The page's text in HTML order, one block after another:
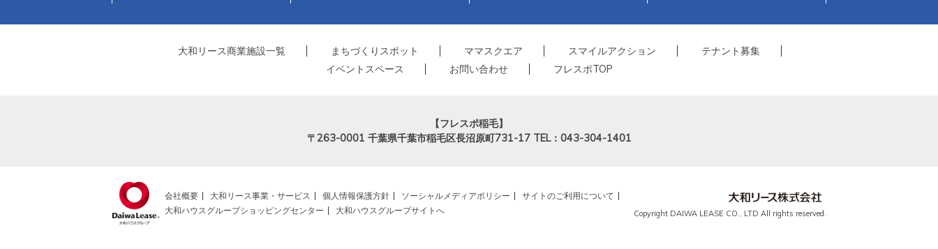
大和リース商業施設一覧 まちづくりスポット ママスクエア スマイルアクション
テナント募集
イベントスペース
お問い合わせ フレスポTOP
【フレスポ稲毛】
〒263-0001 千葉県千葉市稲毛区長沼原町731-17 TEL：043-304-1401
会社概要 大和リース事業・サービス 個人情報保護方針 ソーシャルメディアポリシー
サイトのご利用について
大和ハウスグループショッピングセンター
大和ハウスグループサイトへ Copyright DAIWA LEASE CO., LTD All rights reserved.